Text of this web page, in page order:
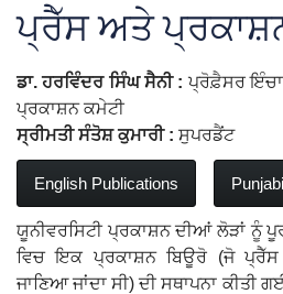
ਪ੍ਰੈੱਸ ਅਤੇ
ਡਾ. ਹਰਵਿੰਦਰ ਸਿੰਘ ਸੈਨੀ : ਪ੍ਰੋਫ਼ੈਸਰ
ਪ੍ਰਕਾਸ਼ਨ ਕਮੇਟੀ
ਸ੍ਰੀਮਤੀ ਸੰਤੋਸ਼ ਕੁਮਾਰੀ : ਸੁਪਰਡੈਂਟ
English Publications
ਯੂਨੀਵਰਸਿਟੀ ਪ੍ਰਕਾਸ਼ਨ ਦੀਆਂ ਲੋੜਾਂ ਨੂੰ
ਵਿਚ ਇਕ ਪ੍ਰਕਾਸ਼ਨ ਬਿਊਰੋ (ਜੋ
ਜਾਣਿਆ ਜਾਂਦਾ ਸੀ) ਦੀ ਸਥਾਪਨਾ ਕੀਤੀ